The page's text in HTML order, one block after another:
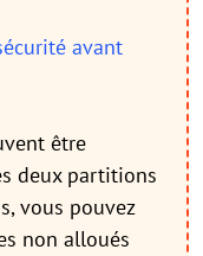
avant
être
deux partitions
vous pouvez
non alloués